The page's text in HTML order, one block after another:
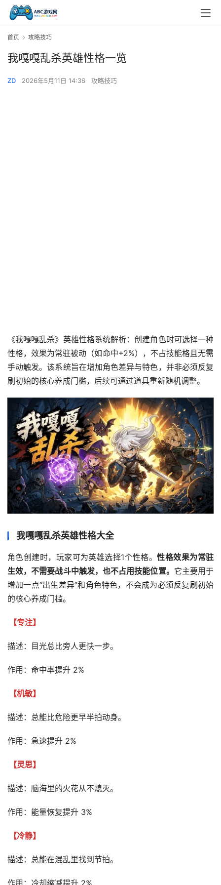
首页 攻略技巧
我嘎嘎乱杀英雄性格一览
ZD 2026年5月11日 14:36 攻略技巧
《我嘎嘎乱杀》英雄性格系统解析：创建角色时可选择一种
性格，效果为常驻被动（如命中+2%），不占技能格且无需
手动触发。该系统旨在增加角色差异与特色，并非必须反复
刷初始的核心养成门槛，后续可通过道具重新随机调整。
我嘎嘎乱杀英雄性格大全
角色创建时，玩家可为英雄选择1个性格。性格效果为常驻
生效，不需要战斗中触发，也不占用技能位置。 它主要用于
增加一点“出生差异”和角色特色，不会成为必须反复刷初始
的核心养成门槛。
【专注】
描述：目光总比旁人更快一步。
作用：命中率提升 2%
【机敏】
描述：总能比危险更早半拍动身。
作用：急速提升 2%
【灵思】
描述：脑海里的火花从不熄灭。
作用：能量恢复提升 3%
【冷静】
描述：总能在混乱里找到节拍。